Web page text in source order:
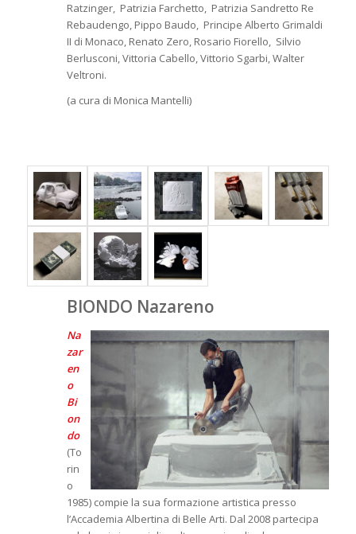
Ratzinger, Patrizia Farchetto, Patrizia Sandretto Re
Rebaudengo, Pippo Baudo, Principe Alberto Grimaldi
II di Monaco, Renato Zero, Rosario Fiorello, Silvio
Berlusconi, Vittoria Cabello, Vittorio Sgarbi, Walter
Veltroni.
(a cura di Monica Mantelli)
BIONDO Nazareno
Na
zar
en
o
Bi
on
do
(To
rin
o
1985) compie la sua formazione artistica presso
l’Accademia Albertina di Belle Arti. Dal 2008 partecipa